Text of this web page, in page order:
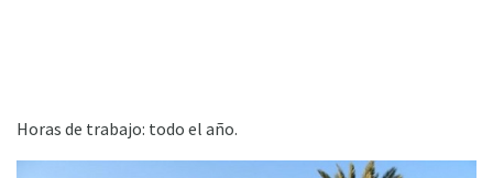
Horas de trabajo: todo el año.